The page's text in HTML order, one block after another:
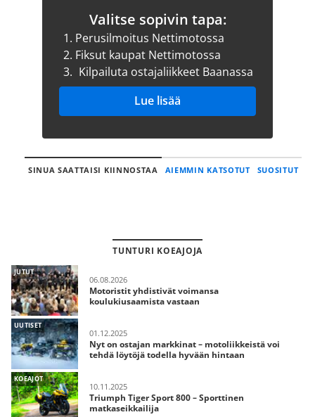
Valitse sopivin tapa:
1. Perusilmoitus Nettimotossa
2. Fiksut kaupat Nettimotossa
3. Kilpailuta ostajaliikkeet Baanassa
Lue lisää
SINUA SAATTAISI KIINNOSTAA AIEMMIN KATSOTUT SUOSITUT
TUNTURI KOEAJOJA
JUTUT
06.08.2026
Motoristit yhdistivät voimansa
koulukiusaamista vastaan
UUTISET
01.12.2025
Nyt on ostajan markkinat – motoliikkeistä voi
tehdä löytöjä todella hyvään hintaan
KOEAJOT
10.11.2025
Triumph Tiger Sport 800 – Sporttinen
matkaseikkailija